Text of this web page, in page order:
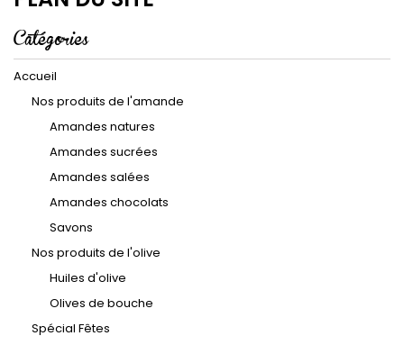
Catégories
Accueil
Nos produits de l'amande
Amandes natures
Amandes sucrées
Amandes salées
Amandes chocolats
Savons
Nos produits de l'olive
Huiles d'olive
Olives de bouche
Spécial Fêtes